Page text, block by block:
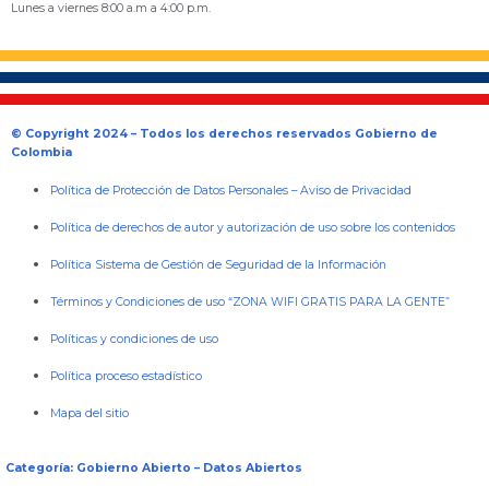
Lunes a viernes 8:00 a.m a 4:00 p.m.
© Copyright 2024 – Todos los derechos reservados Gobierno de
Colombia
Política de Protección de Datos Personales –Aviso de Privacidad
Política de derechos de autor y autorización de uso sobre los contenidos
Política Sistema de Gestión de Seguridad de la Información
Términos y Condiciones de uso “ZONA WIFI GRATIS PARA LA GENTE”
Políticas y condiciones de uso
Política proceso estadístico
Mapa del sitio
Categoría: Gobierno Abierto – Datos Abiertos